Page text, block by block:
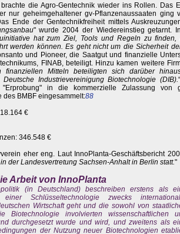
die Agro-Gentechnik wieder ins Rollen. Das
nur geheimgehaltener gv-Pflanzenaussaaten ging
Ende der Gentechnikfreiheit mittels
" wurde 2004 der Wiedereinstieg getarnt.
hat zum Ziel, Tools und Regeln zu finden,
werden können. Es geht nicht um die Sicherheit
und Pioneer, die Saatgut und finanzielle
FINAB, beteiligt. Hinzu kamen weitere
finanziellen Mitteln beteiligten sich darüber
Industrievereinigung Biotechnologie (DIB).
in die kommerzielle Zulassung von
BMBF eingesammelt:88
€
346.548 €
eher eng. Laut InnoPlanta-Geschäftsbericht
der Landesvertretung Sachsen-Anhalt in Berlin statt."
Arbeit von InnoPlanta
(in Deutschland) beschreiben erstens als
Schlüsseltechnologie zwecks
Wirtschaft geht und die sowohl von
involvierten wissenschaftlichen
durchgesetzt wurde und wird, und zweitens als
der Nutzung neuer Biotechnologien